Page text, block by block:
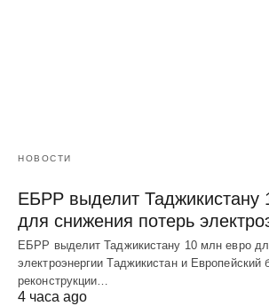
НОВОСТИ
ЕБРР выделит Таджикистану
для снижения потерь
ЕБРР выделит Таджикистану 10 млн евро
электроэнергии Таджикистан и Европейский
реконструкции…
4 часа ago